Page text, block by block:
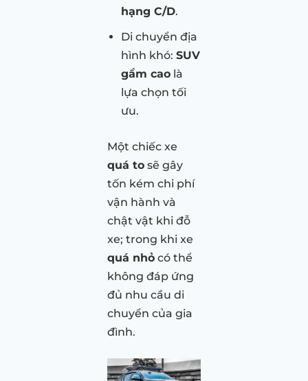
hạng C/D.
Di chuyển địa
hình khó: SUV
gầm cao là
lựa chọn tối
ưu.
Một chiếc xe
quá to sẽ gây
tốn kém chi phí
vận hành và
chật vật khi đỗ
xe; trong khi xe
quá nhỏ có thể
không đáp ứng
đủ nhu cầu di
chuyển của gia
đình.